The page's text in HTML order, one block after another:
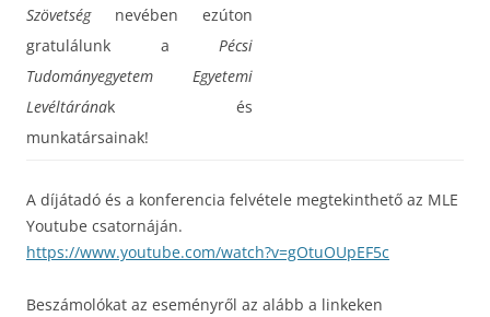
Szövetségnevében ezúton
gratulálunk a Pécsi
Tudományegyetem Egyetemi
Levéltárának és
munkatársainak!
A díjátadó és a konferencia felvétele megtekinthető az MLE
Youtube csatornáján.
https://www.youtube.com/watch?v=gOtuOUpEF5c
Beszámolókat az eseményről az alább a linkeken